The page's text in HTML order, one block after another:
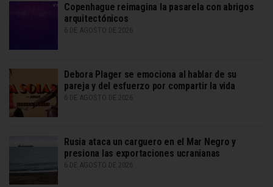
Copenhague reimagina la pasarela con abrigos
arquitectónicos
6 DE AGOSTO DE 2026
Debora Plager se emociona al hablar de su
pareja y del esfuerzo por compartir la vida
6 DE AGOSTO DE 2026
Rusia ataca un carguero en el Mar Negro y
presiona las exportaciones ucranianas
6 DE AGOSTO DE 2026